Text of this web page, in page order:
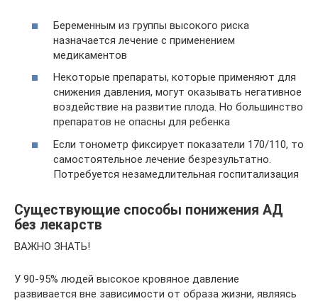
Беременным из группы высокого риска
назначается лечение с применением
медикаментов
Некоторые препараты, которые применяют для
снижения давления, могут оказывать негативное
воздействие на развитие плода. Но большинство
препаратов не опасны для ребенка
Если тонометр фиксирует показатели 170/110, то
самостоятельное лечение безрезультатно.
Потребуется незамедлительная госпитализация
Существующие способы понижения АД
без лекарств
ВАЖНО ЗНАТЬ!
У 90-95% людей высокое кровяное давление
развивается вне зависимости от образа жизни, являясь